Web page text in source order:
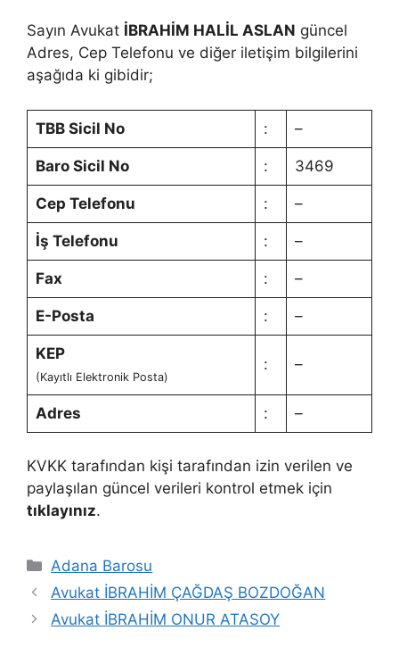
Sayın Avukat İBRAHİM HALİL ASLAN güncel
Adres, Cep Telefonu ve diğer iletişim bilgilerini
aşağıda ki gibidir;
TBB Sicil No : –
Baro Sicil No : 3469
Cep Telefonu : –
İş Telefonu : –
Fax : –
E-Posta : –
KEP
(Kayıtlı Elektronik Posta)
: –
Adres : –
KVKK tarafından kişi tarafından izin verilen ve
paylaşılan güncel verileri kontrol etmek için
tıklayınız.
Kategoriler
Adana Barosu
Avukat İBRAHİM ÇAĞDAŞ BOZDOĞAN
Avukat İBRAHİM ONUR ATASOY